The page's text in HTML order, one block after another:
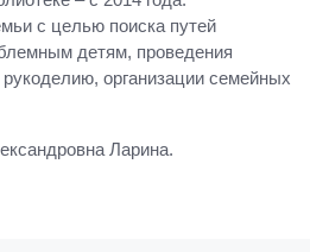
с целью поиска путей
детям, проведения
рукоделию, организации семейных
Ларина.